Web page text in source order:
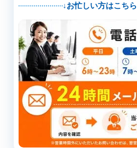
↓お忙しい方はこち